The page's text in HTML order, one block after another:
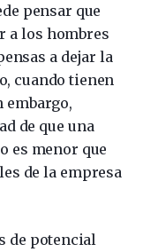
pensar que
a los hombres
a dejar la
cuando tienen
embargo,
de que una
es menor que
de la empresa
de potencial